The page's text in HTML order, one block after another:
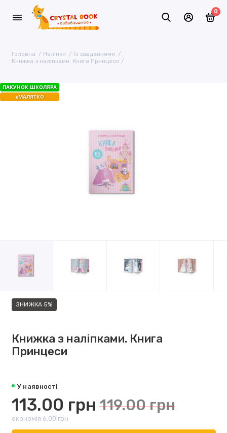
0
Головна Наліпки
Із завданнями
Книжка з наліпками. Книга Принцеси
ПАКУНОК ШКОЛЯРА
єМАЛЯТКО
ЗНИЖКА 5%
Книжка з наліпками. Книга
Принцеси
У наявності
113.00 грн 119.00 грн
економія 6.00 грн